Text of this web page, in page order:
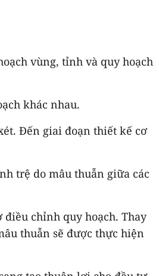
vùng, tỉnh và quy hoạch
khác nhau.
Đến giai đoạn thiết kế cơ
trệ do mâu thuẫn giữa các
chỉnh quy hoạch. Thay
thuẫn sẽ được thực hiện